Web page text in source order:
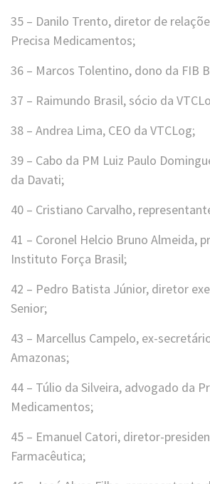
35 – Danilo Trento, diretor de
Precisa Medicamentos;
36 – Marcos Tolentino, dono da FIB
37 – Raimundo Brasil, sócio da
38 – Andrea Lima, CEO da VTCLog;
39 – Cabo da PM Luiz Paulo
da Davati;
40 – Cristiano Carvalho,
41 – Coronel Helcio Bruno Almeida,
Instituto Força Brasil;
42 – Pedro Batista Júnior, diretor
Senior;
43 – Marcellus Campelo, ex-
Amazonas;
44 – Túlio da Silveira, advogado da
Medicamentos;
45 – Emanuel Catori, diretor-
Farmacêutica;